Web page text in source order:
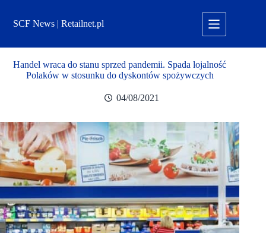
treściSCF News | Retailnet.pl
Handel wraca do stanu sprzed pandemii. Spada lojalność
Polaków w stosunku do dyskontów spożywczych
04/08/2021